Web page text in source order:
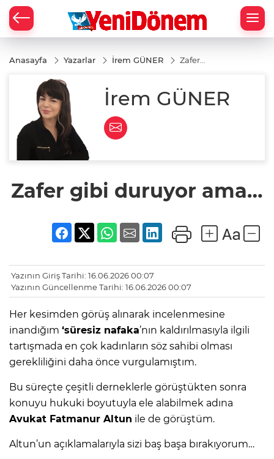
Anasayfa Yazarlar İrem GÜNER
Zafer
ama…
İrem GÜNER
Zafer gibi duruyor ama…
Yazının Giriş Tarihi: 16.06.2026 00:07
Yazının Güncellenme Tarihi: 16.06.2026 00:07
Her kesimden görüş alınarak incelenmesine
inandığım ‘süresiz nafaka’nın kaldırılmasıyla ilgili
tartışmada en çok kadınların söz sahibi olması
gerekliliğini daha önce vurgulamıştım.
Bu süreçte çeşitli derneklerle görüştükten sonra
konuyu hukuki boyutuyla ele alabilmek adına
Avukat Fatmanur Altun ile de görüştüm.
Altun’un açıklamalarıyla sizi baş başa bırakıyorum…